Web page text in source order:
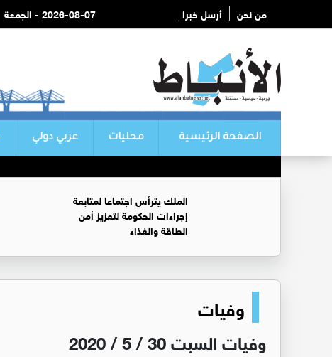
من نحن أرسل خبرا 2026-08-07 - الجمعة
الصفحة الرئيسية محليات عربي دولي
الملك يترأس اجتماعا لمتابعة
إجراءات الحكومة لتعزيز أمن
الطاقة والغذاء
وفيات
وفيات السبت 30 / 5 / 2020